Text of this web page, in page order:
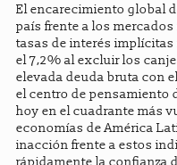
El encarecimiento global
país frente a los
tasas de interés implícitas
el 7,2% al excluir los
elevada deuda bruta con
el centro de pensamiento
hoy en el cuadrante más
economías de América
inacción frente a estos
rápidamente la confianza